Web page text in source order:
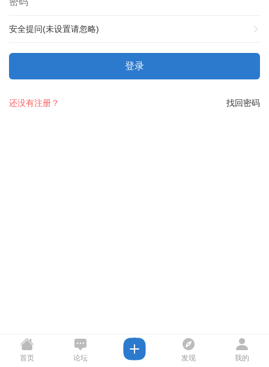
安全提问(未设置请忽略)
登录
找回密码
还没有注册？
首页 论坛 发现 我的